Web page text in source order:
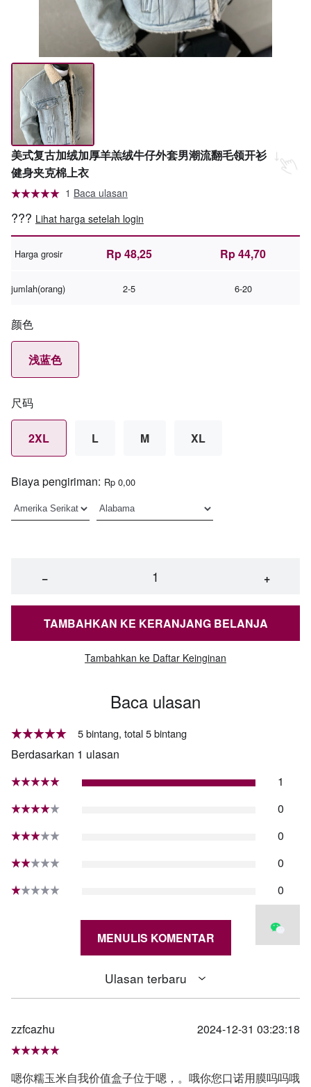
美式复古加绒加厚羊羔绒牛仔外套男潮流翻毛领开衫
健身夹克棉上衣
1 Baca ulasan
??? Lihat harga setelah login
Harga grosir
jumlah(orang)
Rp 48,25
2-5
Rp 44,70
6-20
颜色
浅蓝色
尺码
2XL L M XL
Biaya pengiriman: Rp 0,00
− +
TAMBAHKAN KE KERANJANG BELANJA
Tambahkan ke Daftar Keinginan
Baca ulasan
5 bintang, total 5 bintang
Berdasarkan 1 ulasan
1
0
0
0
0
MENULIS KOMENTAR
Ulasan terbaru
zzfcazhu 2024-12-31 03:23:18
嗯你糯玉米自我价值盒子位于嗯，。哦你您口诺用膜吗吗哦